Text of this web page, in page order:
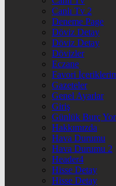
Canlı Tv 2
Deneme Page
Döviz Detay
Döviz Detay
Dövizler
Eczane
Favori
Gazeteler
Genel Ayarlar
Giriş
Günlük Burç
Hakkımızda
Hava Durumu
Hava Durumu 2
Header4
Hisse Detay
Hisse Detay